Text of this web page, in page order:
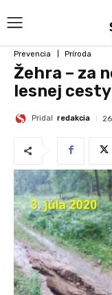
Prevencia Príroda
Žehra – za
lesnej
Pridal redakcia